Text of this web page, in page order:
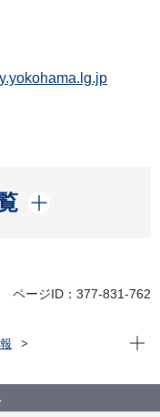
ページID：377-831-762
新たな市内の患者確
現在